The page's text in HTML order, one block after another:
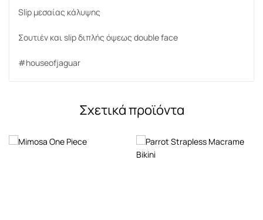
Slip μεσαίας κάλυψης
Σουτιέν και slip διπλής όψεως double face
#houseofjaguar
Σχετικά προϊόντα